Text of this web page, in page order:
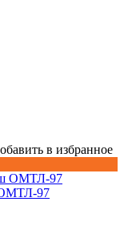
в избранное
97